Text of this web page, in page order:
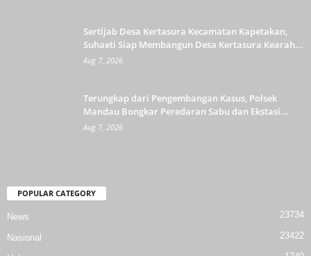
Sertijab Desa Kertasura Kecamatan Kapetakan,
Suhaeti Siap Membangun Desa Kertasura Kearah...
Aug 7, 2026
Terungkap dari Pengembangan Kasus, Polsek
Mandau Bongkar Peredaran Sabu dan Ekstasi...
Aug 7, 2026
POPULAR CATEGORY
News 23734
Nasional 23422